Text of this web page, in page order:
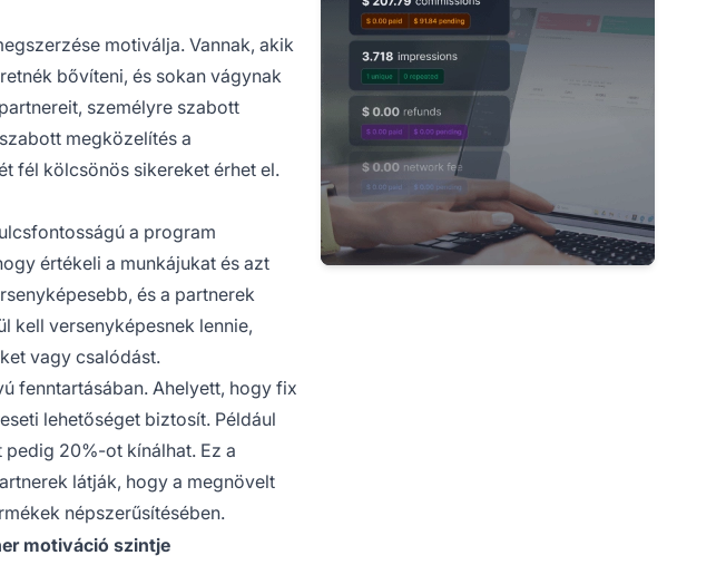
motiválja. Vannak, akik
bővíteni, és sokan vágynak
személyre szabott
megközelítés a
fél kölcsönös sikereket érhet el.
a program
értékeli a munkájukat és azt
és a partnerek
kell versenyképesnek lennie,
vagy csalódást.
fenntartásában. Ahelyett, hogy fix
lehetőséget biztosít. Például
pedig 20%-ot kínálhat. Ez a
látják, hogy a megnövelt
népszerűsítésében.
motiváció szintje